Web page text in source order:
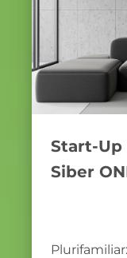
Start-Up
Siber
Plurifamiliar: